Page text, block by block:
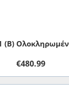
(B)
€480.99